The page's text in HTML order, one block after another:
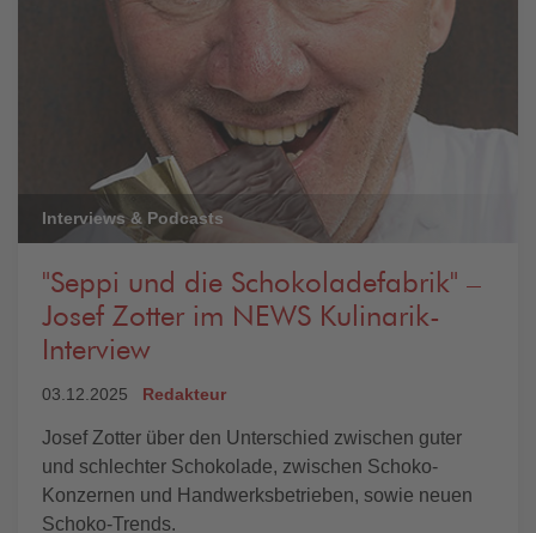
Interviews & Podcasts
"Seppi und die Schokoladefabrik" –
Josef Zotter im NEWS Kulinarik-
Interview
03.12.2025 Redakteur
Josef Zotter über den Unterschied zwischen guter
und schlechter Schokolade, zwischen Schoko-
Konzernen und Handwerksbetrieben, sowie neuen
Schoko-Trends.